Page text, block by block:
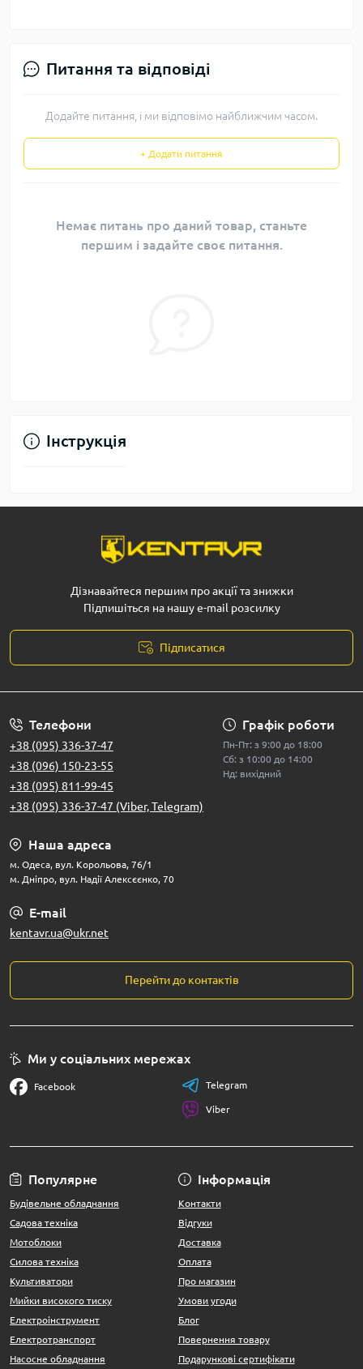
Питання та відповіді
Додайте питання, і ми відповімо найближчим часом.
+ Додати питання
Немає питань про даний товар, станьте
першим і задайте своє питання.
Інструкція
Дізнавайтеся першим про акції та знижки
Підпишіться на нашу e-mail розсилку
Підписатися
Телефони
+38 (095) 336-37-47
+38 (096) 150-23-55
+38 (095) 811-99-45
+38 (095) 336-37-47 (Viber, Telegram)
Графік роботи
Пн-Пт: з 9:00 до 18:00
Сб: з 10:00 до 14:00
Нд: вихідний
Наша адреса
м. Одеса, вул. Корольова, 76/1
м. Дніпро, вул. Надії Алексєєнко, 70
E-mail
kentavr.ua@ukr.net
Перейти до контактів
Популярне
Будівельне обладнання
Садова техніка
Мотоблоки
Силова техніка
Культиватори
Мийки високого тиску
Електроінструмент
Електротранспорт
Насосне обладнання
Інформація
Контакти
Відгуки
Доставка
Оплата
Про магазин
Умови угоди
Блог
Повернення товару
Подарункові сертифікати
Ми у соціальних мережах
Facebook Telegram
Viber